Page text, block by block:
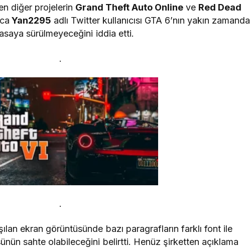
diğer projelerin Grand Theft Auto Online ve Red Dead
Yan2295 adlı Twitter kullanıcısı GTA 6’nın yakın zamanda
sürülmeyeceğini iddia etti.
.
.
ekran görüntüsünde bazı paragrafların farklı font ile
sahte olabileceğini belirtti. Henüz şirketten açıklama